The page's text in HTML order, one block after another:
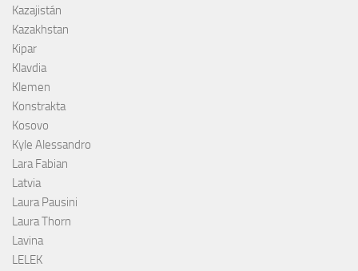
Kazajistán
Kazakhstan
Kipar
Klavdia
Klemen
Konstrakta
Kosovo
Kyle Alessandro
Lara Fabian
Latvia
Laura Pausini
Laura Thorn
Lavina
LELEK